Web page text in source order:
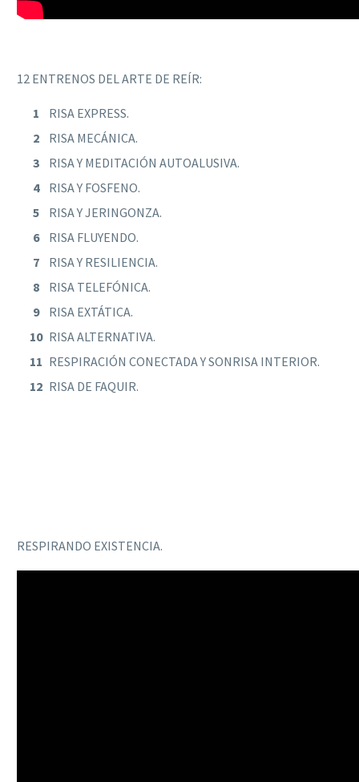
12 ENTRENOS DEL ARTE DE REÍR:
RISA EXPRESS.
RISA MECÁNICA.
RISA Y MEDITACIÓN AUTOALUSIVA.
RISA Y FOSFENO.
RISA Y JERINGONZA.
RISA FLUYENDO.
RISA Y RESILIENCIA.
RISA TELEFÓNICA.
RISA EXTÁTICA.
RISA ALTERNATIVA.
RESPIRACIÓN CONECTADA Y SONRISA INTERIOR.
RISA DE FAQUIR.
RESPIRANDO EXISTENCIA.